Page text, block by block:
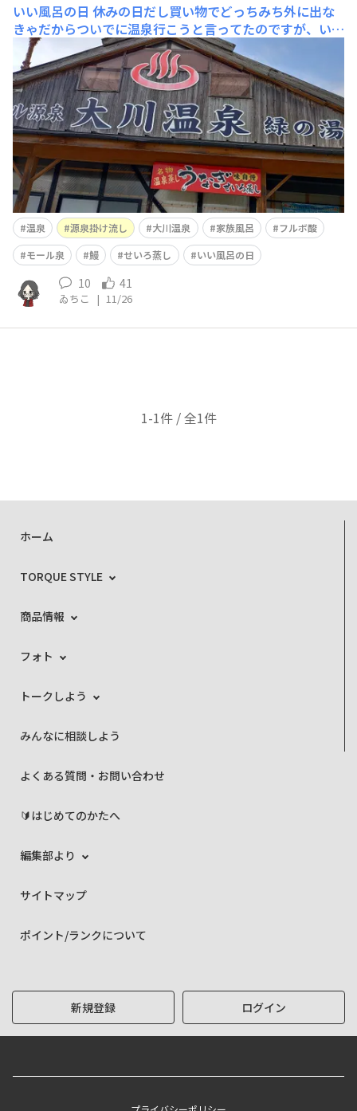
いい風呂の日 休みの日だし買い物でどっちみち外に出な
きゃだからついでに温泉行こうと言ってたのですが、いい
風呂の日だと到着してから見た貼り紙で初めて気付く夫婦
🤣風呂の入浴料とセットになってるうなぎのせいろ蒸し
😋ただし、入浴チケットを買ったあとに食事処が風呂を
出た頃には閉まっちゃう時間帯だったので先に食事食べよ
うって
温泉 源泉掛け流し 大川温泉 家族風呂
フルボ酸
モール泉
鰻 せいろ蒸し いい風呂の日
10 41
ゐちこ | 11/26
1-1件 / 全1件
ホーム
TORQUE STYLE
商品情報
フォト
トークしよう
みんなに相談しよう
よくある質問・お問い合わせ
🔰はじめてのかたへ
編集部より
サイトマップ
ポイント/ランクについて
新規登録 ログイン